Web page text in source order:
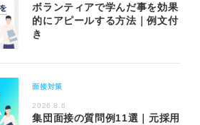
ボランティアで学んだ事を効果
的にアピールする方法｜例文付
き
面接対策
2026.8.6
集団面接の質問例11選｜元採用